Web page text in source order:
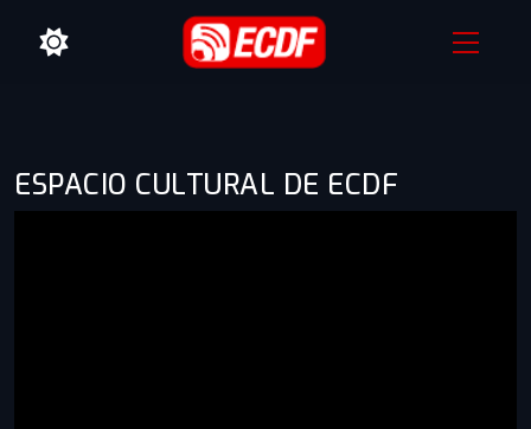
ESPACIO CULTURAL DE ECDF